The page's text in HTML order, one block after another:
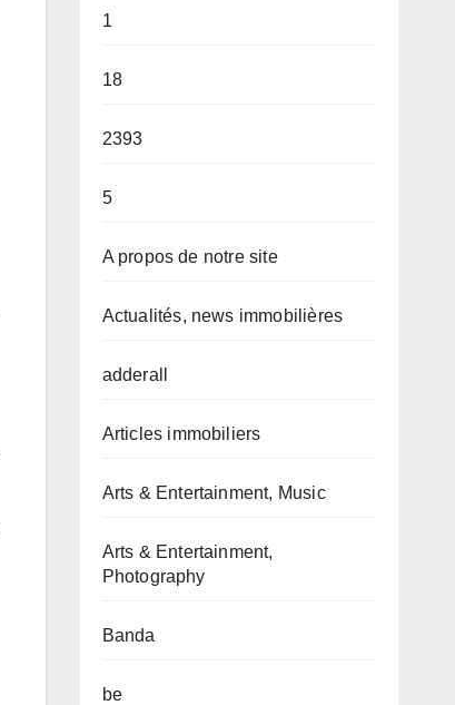
1
18
2393
5
A propos de notre site
Actualités, news immobilières
adderall
Articles immobiliers
Arts & Entertainment, Music
Arts & Entertainment,
Photography
Banda
be